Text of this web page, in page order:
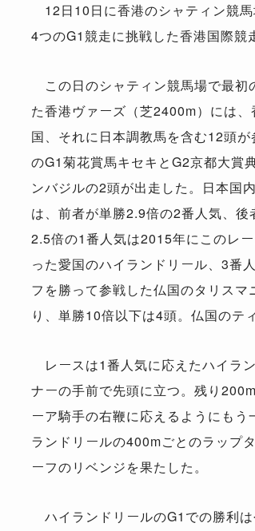
12日10日に香港のシャティン競
4つのG1競走に挑戦した香港国際競
この日のシャティン競馬場で最初
た香港ヴァーズ（芝2400m）には
国、それに日本調教馬を含む12頭
のG1菊花賞馬キセキとG2京都大賞
ンバジルの2頭が出走した。日本国
は、前者が単勝2.9倍の2番人気、後
2.5倍の1番人気は2015年にこのレ
った愛国のハイランドリール、3番
フを勝って参戦した仏国のタリスマ
り、単勝10倍以下は4頭。仏国のテ
レースは1番人気に応えたハイラ
ナーの手前で先頭に立つ。残り
ーア騎手の右鞭に応えるようにも
ランドリールの400mごとのラップ
ーフのリベンジを果たした。
ハイランドリールのG1での勝利